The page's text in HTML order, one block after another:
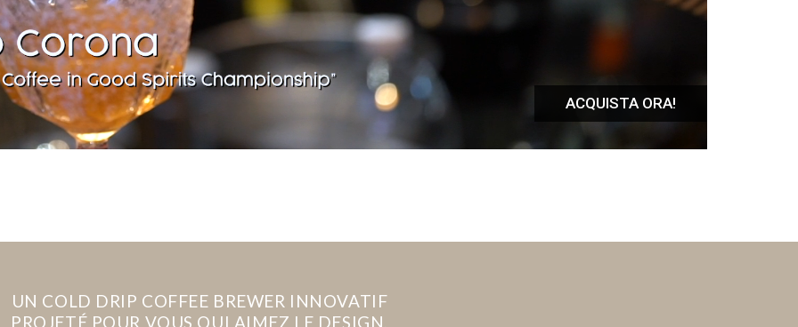
ACQUISTA ORA!
UN COLD DRIP COFFEE BREWER INNOVATIF
PROJETÉ POUR VOUS QUI AIMEZ LE DESIGN,